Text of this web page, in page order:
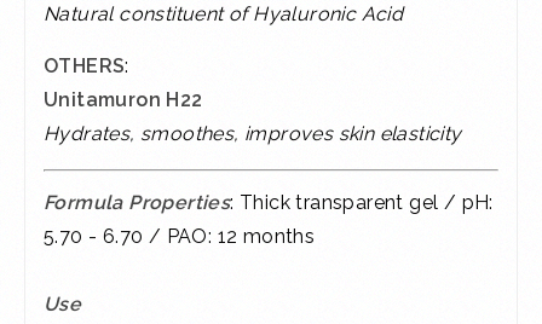
Natural constituent of Hyaluronic Acid
OTHERS:
Unitamuron H22
Hydrates, smoothes, improves skin elasticity
Formula Properties: Thick transparent gel / pH:
5.70 - 6.70 / PAO: 12 months
Use